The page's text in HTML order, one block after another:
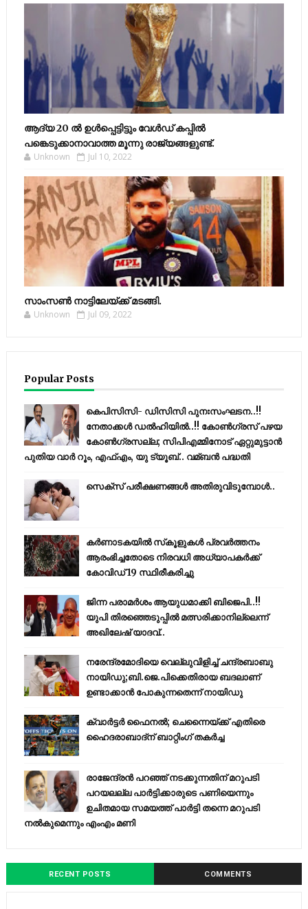
ആദ്യ 20 ല്‍ ഉള്‍പ്പെട്ടിട്ടും വേള്‍ഡ് കപ്പില്‍
പങ്കെടുക്കാനാവാത്ത മൂന്നു രാജ്യങ്ങളുണ്ട്.
Unknown Jul 10, 2022
സാംസണ്‍ നാട്ടിലേയ്‌ക്ക് മടങ്ങി.
Unknown Jul 09, 2022
Popular Posts
കെപിസിസി- ഡിസിസി പുനഃസംഘടന..!!
നേതാക്കൾ ഡൽഹിയിൽ..!! കോണ്‍ഗ്രസ് പഴയ
കോണ്‍ഗ്രസല്ല; സിപിഎമ്മിനോട് ഏറ്റുമുട്ടാന്‍
പുതിയ വാര്‍ റൂം, എഫ്‌എം, യു ട്യൂബ്.. വമ്ബന്‍ പദ്ധതി
സെക്സ് പരീക്ഷണങ്ങൾ അതിരുവിടുമ്പോൾ..
കര്‍ണാടകയില്‍ സ്‌കൂളുകള്‍ പ്രവര്‍ത്തനം
ആരംഭിച്ചതോടെ നിരവധി അധ്യാപകര്‍ക്ക്
കോവിഡ് 19 സ്ഥിരീകരിച്ചു
ജിന്ന പരാമര്‍ശം ആയുധമാക്കി ബിജെപി..!!
യുപി തിരഞ്ഞെടുപ്പില്‍ മത്സരിക്കാനില്ലെന്ന്
അഖിലേഷ് യാദവ്..
നരേന്ദ്രമോദിയെ വെല്ലുവിളിച്ച് ചന്ദ്രബാബു
നായിഡു;ബി.ജെ.പിക്കെതിരായ ബദലാണ്
ഉണ്ടാക്കാന്‍ പോകുന്നതെന്ന് നായിഡു
ക്വാർട്ടർ ഫൈനൽ; ചെന്നൈയ്ക്ക് എതിരെ
ഹൈദരാബാദ്ന് ബാറ്റിംഗ് തകർച്ച
രാജേന്ദ്രന്‍ പറഞ്ഞ് നടക്കുന്നതിന് മറുപടി
പറയലല്ല പാര്‍ട്ടിക്കാരുടെ പണിയെന്നും
ഉചിതമായ സമയത്ത് പാര്‍ട്ടി തന്നെ മറുപടി
നല്‍കുമെന്നും എംഎം മണി
RECENT POSTS COMMENTS